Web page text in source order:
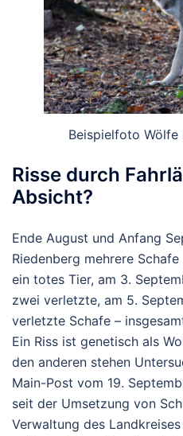
Beispielfoto
Risse durch
Absicht?
Ende August und Anfang
Riedenberg mehrere
ein totes Tier, am 3.
zwei verletzte, am 5.
verletzte Schafe –
Ein Riss ist genetisch als
den anderen stehen
Main-Post vom 19.
seit der Umsetzung von
Verwaltung des